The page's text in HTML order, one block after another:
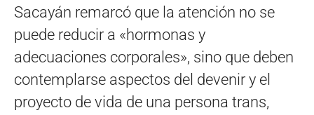
Sacayán remarcó que la atención no se
puede reducir a «hormonas y
adecuaciones corporales», sino que deben
contemplarse aspectos del devenir y el
proyecto de vida de una persona trans,